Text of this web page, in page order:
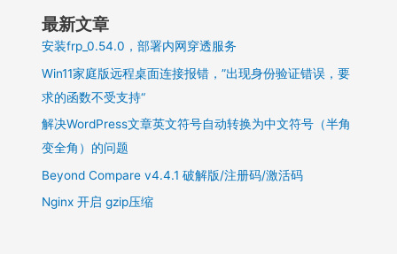
最新文章
安装frp_0.54.0，部署内网穿透服务
Win11家庭版远程桌面连接报错，”出现身份验证错误，要
求的函数不受支持“
解决WordPress文章英文符号自动转换为中文符号（半角
变全角）的问题
Beyond Compare v4.4.1 破解版/注册码/激活码
Nginx 开启 gzip压缩